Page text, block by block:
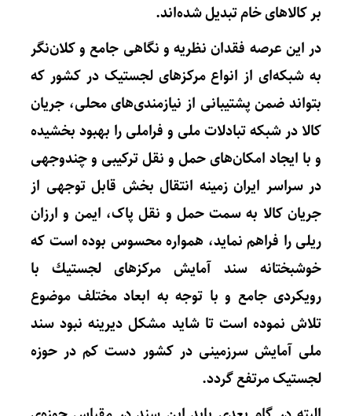
بر کالاهای خام تبديل شده‌اند.
در اين عرصه فقدان نظریه و نگاهی جامع و کلان‌نگر
به شبکه‌ای از انواع مرکزهای لجستیک در کشور که
بتواند ضمن پشتیبانی از نیازمندی‌های محلی، جریان
کالا در شبکه تبادلات ملی و فراملی را بهبود بخشیده
و با ایجاد امکان‌های حمل و نقل ترکیبی و چندوجهی
در سراسر ایران زمینه انتقال بخش قابل توجهی از
جریان کالا به سمت حمل و نقل پاک، ایمن و ارزان
ریلی را فراهم نماید، همواره محسوس بوده است که
خوشبختانه سند آمايش مركزهای لجستيك با
رویکردی جامع و با توجه به ابعاد مختلف موضوع
تلاش نموده است تا شاید مشکل دیرینه نبود سند
ملی آمایش سرزمینی در کشور دست کم در حوزه
لجستیک مرتفع گردد.